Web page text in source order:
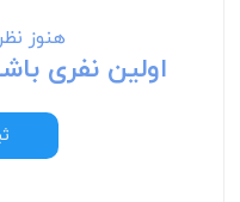
هنوز
اولین نفری